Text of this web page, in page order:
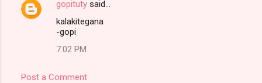
gopituty said…
kalakitegana
-gopi
7:02 PM
Post a Comment